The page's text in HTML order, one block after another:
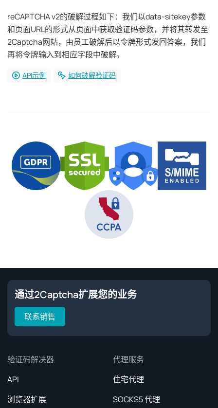
reCAPTCHA v2的破解过程如下：我们以data-sitekey参数
和页面URL的形式从页面中获取验证码参数，并将其转发至
2Captcha网站，由员工破解后以令牌形式发回答案，我们
再将令牌输入到相应字段中破解。
API示例 如何破解验证码
通过2Captcha扩展您的业务
联系销售
验证码解决器
API
浏览器扩展
代理服务
住宅代理
SOCKS5 代理